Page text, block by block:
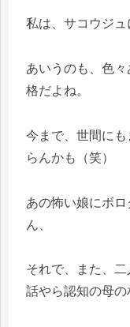
私は、サコウジュ
あいうのも、色
格だよね。
今まで、世間に
らんかも（笑）
あの怖い娘にボ
ん、
それで、また、
話やら認知の母の